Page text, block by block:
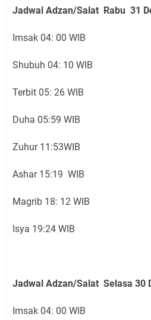
Jadwal Adzan/Salat Rabu 31
Imsak 04: 00 WIB
Shubuh 04: 10 WIB
Terbit 05: 26 WIB
Duha 05:59 WIB
Zuhur 11:53WIB
Ashar 15:19 WIB
Magrib 18: 12 WIB
Isya 19:24 WIB
Jadwal Adzan/Salat Selasa 30
Imsak 04: 00 WIB